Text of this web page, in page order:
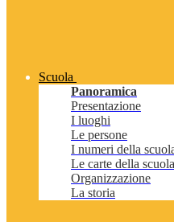
Scuola
Panoramica
Presentazione
I luoghi
Le persone
I numeri della
Le carte della scuola
Organizzazione
La storia